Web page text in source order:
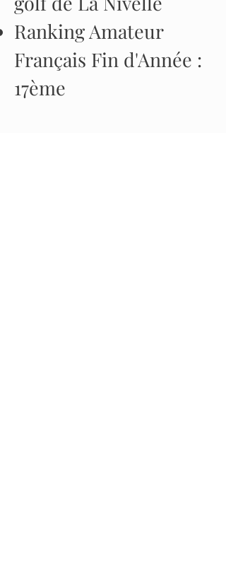
Ranking Amateur
Français Fin d'Année :
17ème